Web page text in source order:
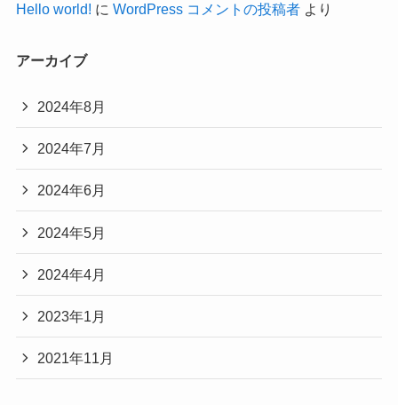
Hello world! に WordPress コメントの投稿者より
アーカイブ
2024年8月
2024年7月
2024年6月
2024年5月
2024年4月
2023年1月
2021年11月